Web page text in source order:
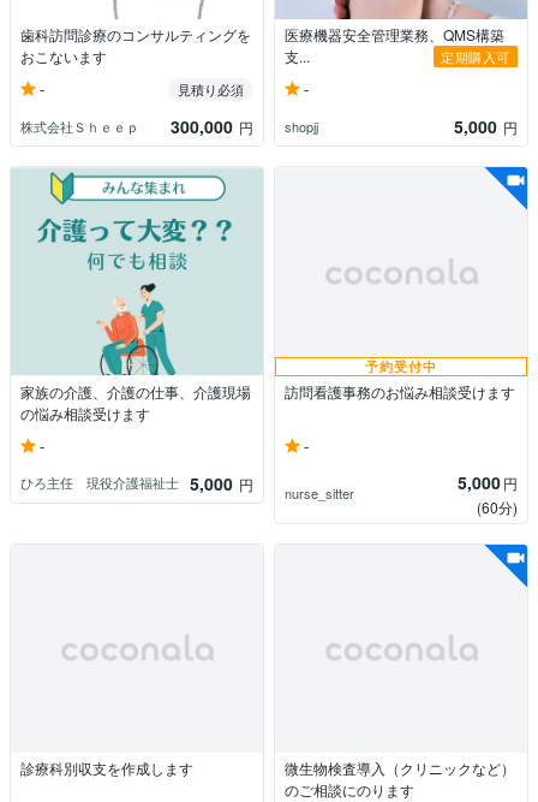
歯科訪問診療のコンサルティングを
おこないます
-
見積り必須
株式会社Ｓｈｅｅｐ
300,000 円
医療機器安全管理業務、QMS構築
支...
定期購入可
-
shopjj 5,000 円
家族の介護、介護の仕事、介護現場
の悩み相談受けます
-
ひろ主任 現役介護福祉士 5,000 円
予約受付中
訪問看護事務のお悩み相談受けます
-
nurse_sitter 5,000円
(60分)
診療科別収支を作成します
微生物検査導入（クリニックなど）
のご相談にのります